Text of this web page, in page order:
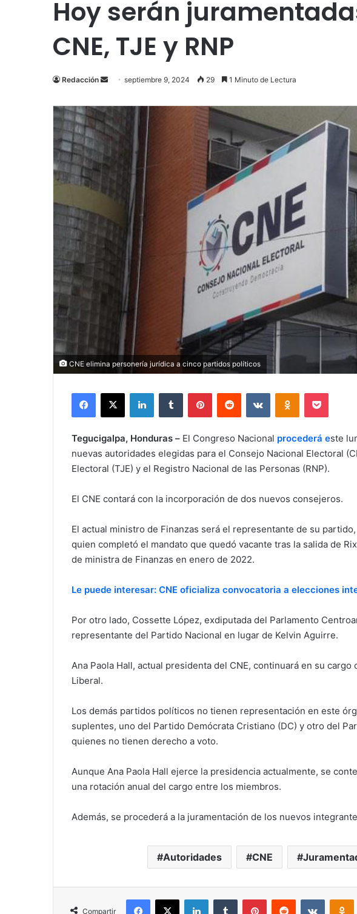
Hoy serán
CNE, TJE y RNP
Redacción
Send
email
septiembre 9, 2024 29 1 Minuto de Lectura
CNE elimina personería jurídica a cinco partidos políticos
Facebook
X LinkedInTumblr PinterestReddit VKontakteOdnoklassniki
Pocket
Tegucigalpa, Honduras – El Congreso Nacional procederá este
nuevas autoridades elegidas para el Consejo Nacional Electoral
Electoral (TJE) y el Registro Nacional de las Personas (RNP).
El CNE contará con la incorporación de dos nuevos consejeros.
El actual ministro de Finanzas será el representante de su
quien completó el mandato que quedó vacante tras la salida de
de ministra de Finanzas en enero de 2022.
Le puede interesar: CNE oficializa convocatoria a elecciones
Por otro lado, Cossette López, exdiputada del Parlamento
representante del Partido Nacional en lugar de Kelvin Aguirre.
Ana Paola Hall, actual presidenta del CNE, continuará en su
Liberal.
Los demás partidos políticos no tienen representación en este
suplentes, uno del Partido Demócrata Cristiano (DC) y otro del
quienes no tienen derecho a voto.
Aunque Ana Paola Hall ejerce la presidencia actualmente, se
una rotación anual del cargo entre los miembros.
Además, se procederá a la juramentación de los nuevos
Autoridades CNE
Compartir
Facebook
X LinkedInTumblr PinterestReddit